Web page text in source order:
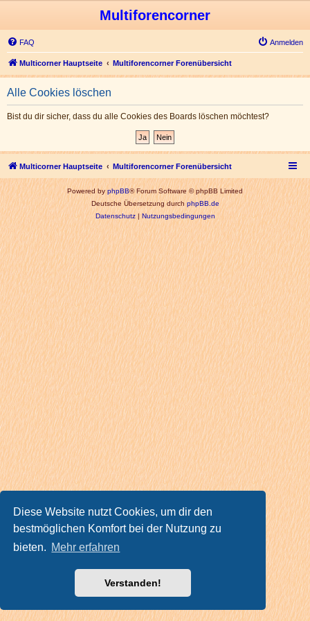
Diese Website nutzt Cookies, um dir den
bestmöglichen Komfort bei der Nutzung zu
bieten. Mehr erfahren
Verstanden!
Multiforencorner
FAQ Anmelden
Multicorner Hauptseite Multiforencorner Forenübersicht
Alle Cookies löschen
Bist du dir sicher, dass du alle Cookies des Boards löschen möchtest?
Multicorner Hauptseite Multiforencorner Forenübersicht
Powered byphpBB® Forum Software © phpBB Limited
Deutsche Übersetzung durchphpBB.de
Datenschutz|Nutzungsbedingungen